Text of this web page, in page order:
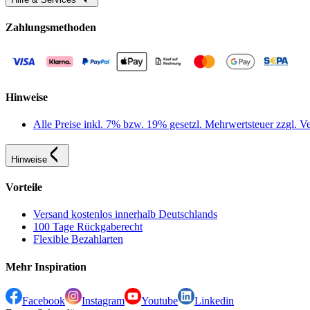
Zahlungsmethoden
Hinweise
Alle Preise inkl. 7% bzw. 19% gesetzl. Mehrwertsteuer zzgl.
Hinweise
Vorteile
Versand kostenlos innerhalb Deutschlands
100 Tage Rückgaberecht
Flexible Bezahlarten
Mehr Inspiration
Facebook Instagram Youtube
Linkedin